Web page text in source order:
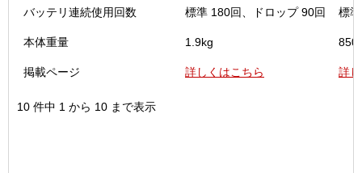
バッテリ連続使用回数 標準 180回、ドロップ 90回 標
本体重量 1.9kg
掲載ページ 詳しくはこちら 詳
10 件中 1 から 10 まで表示